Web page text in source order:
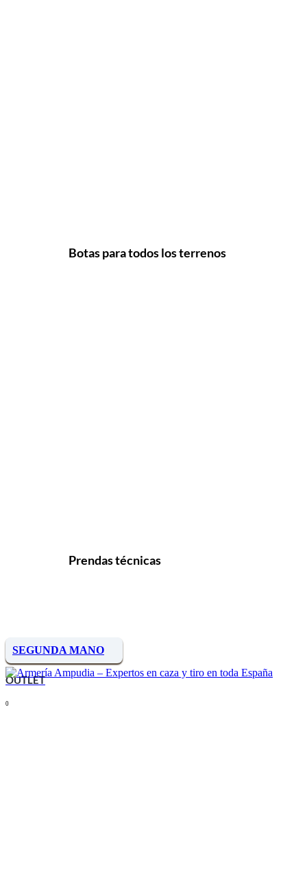
Botas para todos los terrenos
Prendas técnicas
SEGUNDA MANO
OUTLET
0